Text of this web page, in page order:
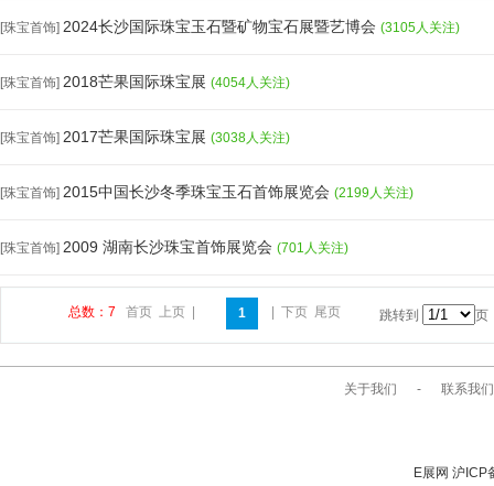
[珠宝首饰] 2024长沙国际珠宝玉石暨矿物宝石展暨艺博会 (3105人关注)
[珠宝首饰] 2018芒果国际珠宝展 (4054人关注)
[珠宝首饰] 2017芒果国际珠宝展 (3038人关注)
[珠宝首饰] 2015中国长沙冬季珠宝玉石首饰展览会 (2199人关注)
[珠宝首饰] 2009 湖南长沙珠宝首饰展览会 (701人关注)
总数：7 首页 上页 1 下页 尾页 跳转到 页
关于我们 - 联系我们
E展网 沪